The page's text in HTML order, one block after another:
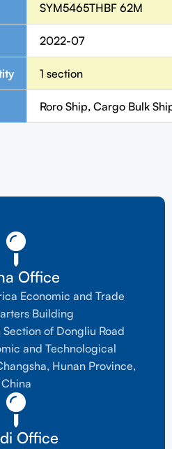
SYM5465THBF 62M
2022-07
1 section
Roro Ship, Cargo Bulk
Office
Economic and Trade
Building
Section of Dongliu Road
and Technological
Hunan Province,
China
Office